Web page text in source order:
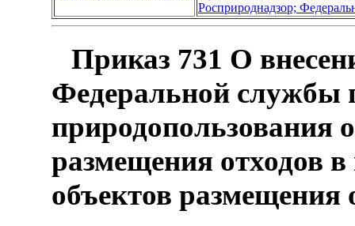
Росприроднадзор;
Приказ 731 О
Федеральной службы
природопользования
размещения отходов в
объектов размещения